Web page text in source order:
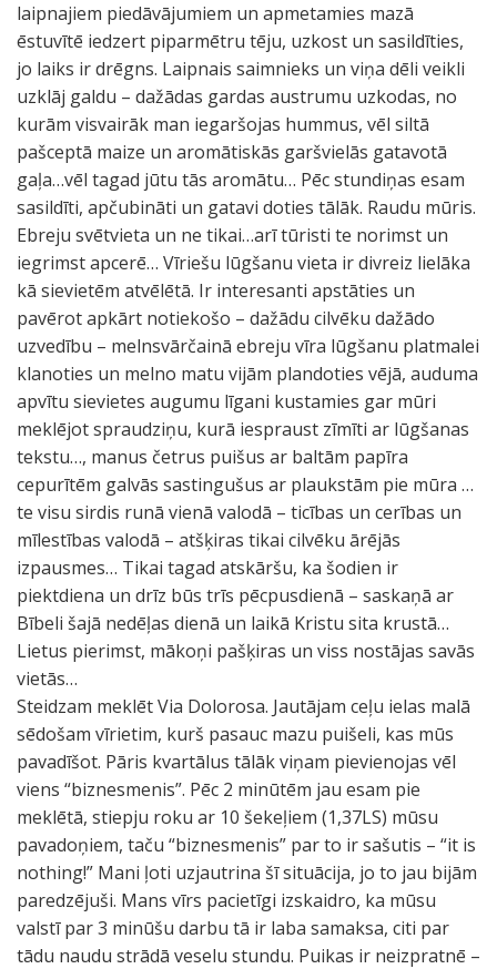
laipnajiem piedāvājumiem un apmetamies mazā
ēstuvītē iedzert piparmētru tēju, uzkost un sasildīties,
jo laiks ir drēgns. Laipnais saimnieks un viņa dēli veikli
uzklāj galdu – dažādas gardas austrumu uzkodas, no
kurām visvairāk man iegaršojas hummus, vēl siltā
pašceptā maize un aromātiskās garšvielās gatavotā
gaļa…vēl tagad jūtu tās aromātu… Pēc stundiņas esam
sasildīti, apčubināti un gatavi doties tālāk. Raudu mūris.
Ebreju svētvieta un ne tikai…arī tūristi te norimst un
iegrimst apcerē… Vīriešu lūgšanu vieta ir divreiz lielāka
kā sievietēm atvēlētā. Ir interesanti apstāties un
pavērot apkārt notiekošo – dažādu cilvēku dažādo
uzvedību – melnsvārčainā ebreju vīra lūgšanu platmalei
klanoties un melno matu vijām plandoties vējā, auduma
apvītu sievietes augumu līgani kustamies gar mūri
meklējot spraudziņu, kurā iespraust zīmīti ar lūgšanas
tekstu…, manus četrus puišus ar baltām papīra
cepurītēm galvās sastingušus ar plaukstām pie mūra …
te visu sirdis runā vienā valodā – ticības un cerības un
mīlestības valodā – atšķiras tikai cilvēku ārējās
izpausmes… Tikai tagad atskāršu, ka šodien ir
piektdiena un drīz būs trīs pēcpusdienā – saskaņā ar
Bībeli šajā nedēļas dienā un laikā Kristu sita krustā…
Lietus pierimst, mākoņi pašķiras un viss nostājas savās
vietās…
Steidzam meklēt Via Dolorosa. Jautājam ceļu ielas malā
sēdošam vīrietim, kurš pasauc mazu puišeli, kas mūs
pavadīšot. Pāris kvartālus tālāk viņam pievienojas vēl
viens “biznesmenis”. Pēc 2 minūtēm jau esam pie
meklētā, stiepju roku ar 10 šekeļiem (1,37LS) mūsu
pavadoņiem, taču “biznesmenis” par to ir sašutis – “it is
nothing!” Mani ļoti uzjautrina šī situācija, jo to jau bijām
paredzējuši. Mans vīrs pacietīgi izskaidro, ka mūsu
valstī par 3 minūšu darbu tā ir laba samaksa, citi par
tādu naudu strādā veselu stundu. Puikas ir neizpratnē –